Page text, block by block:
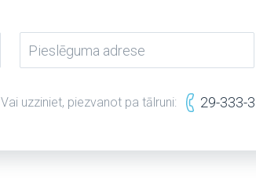
Vai uzziniet, piezvanot pa tālruni: 29-333-